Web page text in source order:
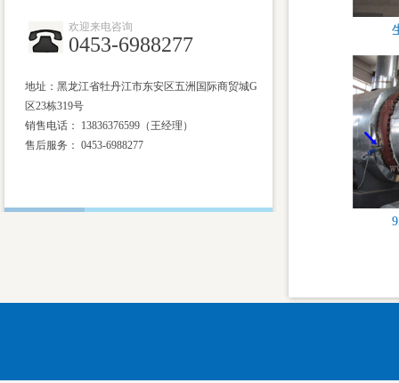
欢迎来电咨询
0453-6988277
地址：黑龙江省牡丹江市东安区五洲国际商贸城G
区23栋319号
销售电话： 13836376599（王经理）
售后服务： 0453-6988277